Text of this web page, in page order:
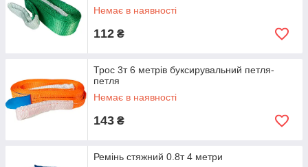
Немає в наявності
112 ₴
Трос 3т 6 метрів буксирувальний петля-
петля
Немає в наявності
143 ₴
Ремінь стяжний 0.8т 4 метри